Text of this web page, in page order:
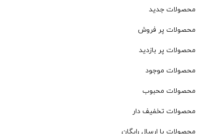
محصولات جدید
محصولات پر فروش
محصولات پر بازدید
محصولات موجود
محصولات محبوب
محصولات تخفیف دار
محصولات با ارسال رایگان